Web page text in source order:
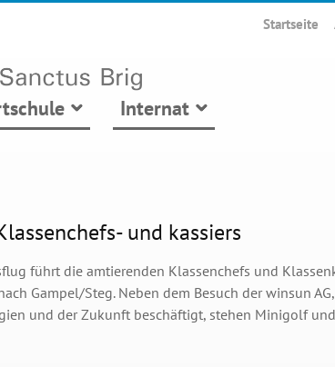
Startseite
Internat
und kassiers
führt die amtierenden Klassenchefs und
Gampel/Steg. Neben dem Besuch der winsun
und der Zukunft beschäftigt, stehen Minigolf